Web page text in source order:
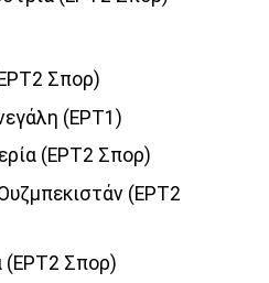
Σπορ)
(ΕΡΤ1)
(ΕΡΤ2 Σπορ)
(ΕΡΤ2
(ΕΡΤ2 Σπορ)